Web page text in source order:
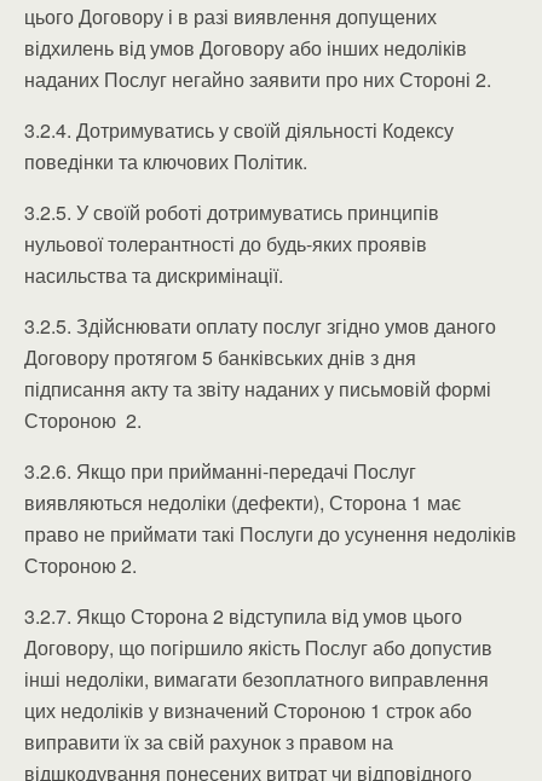
цього Договору і в разі виявлення допущених
відхилень від умов Договору або інших недоліків
наданих Послуг негайно заявити про них Стороні 2.
3.2.4. Дотримуватись у своїй діяльності Кодексу
поведінки та ключових Політик.
3.2.5. У своїй роботі дотримуватись принципів
нульової толерантності до будь-яких проявів
насильства та дискримінації.
3.2.5. Здійснювати оплату послуг згідно умов даного
Договору протягом 5 банківських днів з дня
підписання акту та звіту наданих у письмовій формі
Стороною 2.
3.2.6. Якщо при прийманні-передачі Послуг
виявляються недоліки (дефекти), Сторона 1 має
право не приймати такі Послуги до усунення недоліків
Стороною 2.
3.2.7. Якщо Сторона 2 відступила від умов цього
Договору, що погіршило якість Послуг або допустив
інші недоліки, вимагати безоплатного виправлення
цих недоліків у визначений Стороною 1 строк або
виправити їх за свій рахунок з правом на
відшкодування понесених витрат чи відповідного